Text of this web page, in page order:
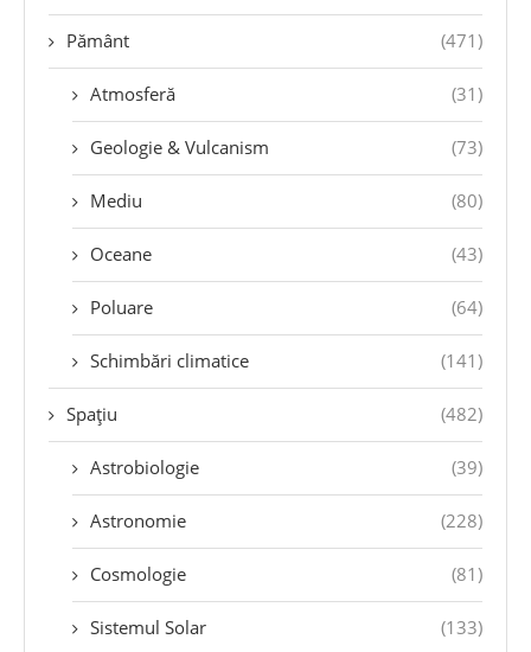
Pământ (471)
Atmosferă (31)
Geologie & Vulcanism (73)
Mediu (80)
Oceane (43)
Poluare (64)
Schimbări climatice (141)
Spațiu (482)
Astrobiologie (39)
Astronomie (228)
Cosmologie (81)
Sistemul Solar (133)